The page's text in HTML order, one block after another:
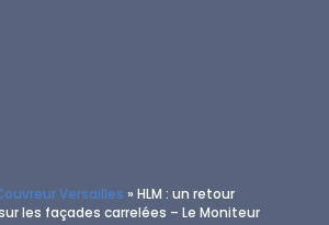
Versailles » HLM : un retour
les façades carrelées – Le Moniteur